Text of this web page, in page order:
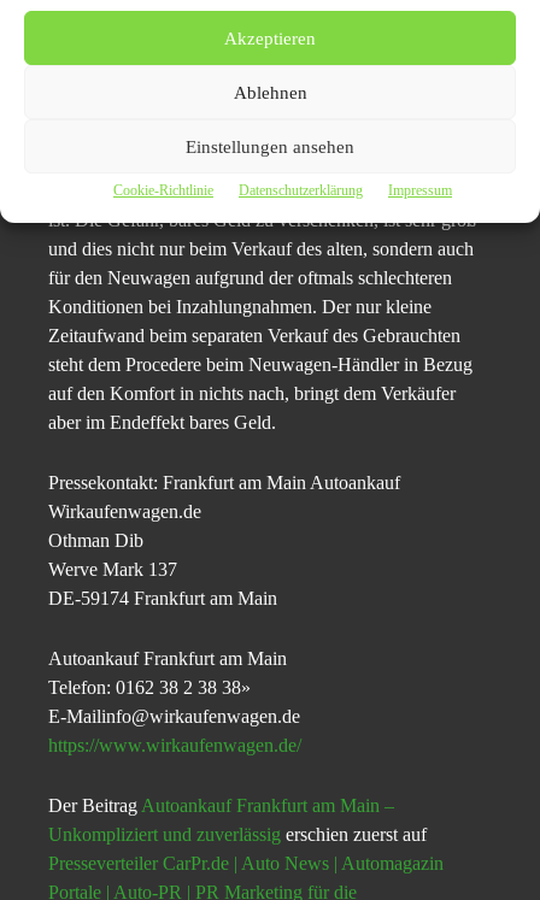
Akzeptieren
Ablehnen
Einstellungen ansehen
Cookie-Richtlinie Datenschutzerklärung Impressum
Kurzzusammenfassung
versucht, das alte Auto Frankfurt am Main beim
dennoch vor Augen führen, dass diese auf den ersten
Blick so praktische Variante in aller Regel nicht die beste
ist. Die Gefahr, bares Geld zu verschenken, ist sehr groß –
und dies nicht nur beim Verkauf des alten, sondern auch
für den Neuwagen aufgrund der oftmals schlechteren
Konditionen bei Inzahlungnahmen. Der nur kleine
Zeitaufwand beim separaten Verkauf des Gebrauchten
steht dem Procedere beim Neuwagen-Händler in Bezug
auf den Komfort in nichts nach, bringt dem Verkäufer
aber im Endeffekt bares Geld.
Pressekontakt: Frankfurt am Main Autoankauf
Wirkaufenwagen.de
Othman Dib
Werve Mark 137
DE-59174 Frankfurt am Main
Autoankauf Frankfurt am Main
Telefon: 0162 38 2 38 38»
E-Mailinfo@wirkaufenwagen.de
https://www.wirkaufenwagen.de/
Der BeitragAutoankauf Frankfurt am Main –
Unkompliziert und zuverlässig erschien zuerst auf
Presseverteiler CarPr.de | Auto News | Automagazin
Portale | Auto-PR | PR Marketing für die